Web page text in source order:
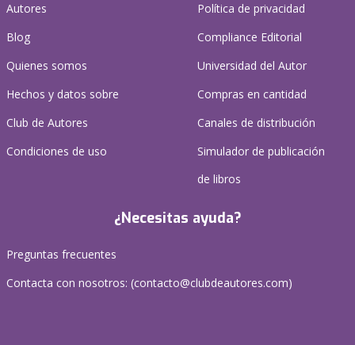
Autores
Blog
Quienes somos
Hechos y datos sobre
Club de Autores
Condiciones de uso
Política de privacidad
Compliance Editorial
Universidad del Autor
Compras en cantidad
Canales de distribución
Simulador de publicación
de libros
¿Necesitas ayuda?
Preguntas frecuentes
Contacta con nosotros: (contacto@clubdeautores.com)